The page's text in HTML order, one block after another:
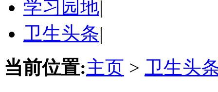
学习园地|
卫生头条|
当前位置:主页 > 卫生头